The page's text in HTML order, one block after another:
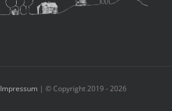
Impressum | © Copyright 2019 -2026